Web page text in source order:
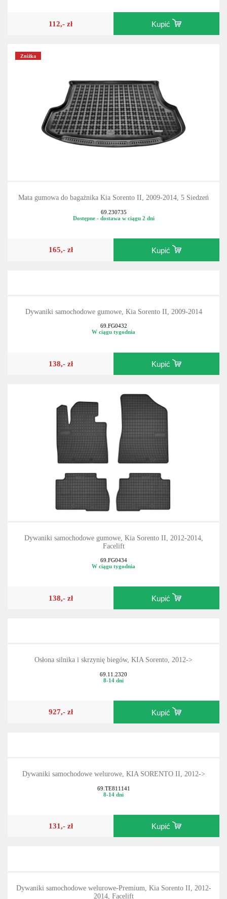
112,- zł Kupić
Zniżka
Mata gumowa do bagażnika Kia Sorento II, 2009-2014, 5 Siedzeń
69.230735
Dostępne - dostawa w ciągu 2 dni
165,- zł Kupić
Dywaniki samochodowe gumowe, Kia Sorento II, 2009-2014
69.FG0432
W ciągu tygodnia
138,- zł Kupić
Dywaniki samochodowe gumowe, Kia Sorento II, 2012-2014,
Facelift
69.FG0434
W ciągu tygodnia
138,- zł Kupić
Osłona silnika i skrzynię biegów, KIA Sorento, 2012->
69.11.2320
8-14 dni
927,- zł Kupić
Dywaniki samochodowe welurowe, KIA SORENTO II, 2012->
69.TE811141
8-14 dni
131,- zł Kupić
Dywaniki samochodowe welurowe-Premium, Kia Sorento II, 2012-
2014, Facelift